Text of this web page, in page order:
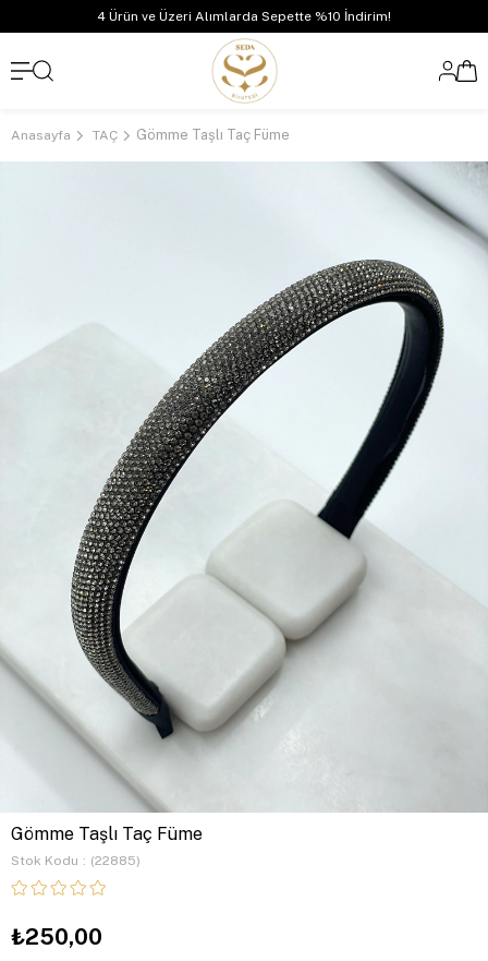
4 Ürün ve Üzeri Alımlarda Sepette %10 İndirim!
Anasayfa TAÇ Gömme Taşlı Taç Füme
Gömme Taşlı Taç Füme
Stok Kodu (22885)
₺250,00